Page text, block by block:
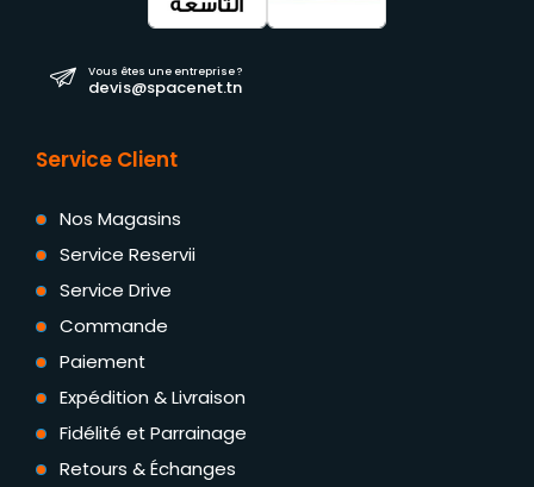
Vous êtes une entreprise ?
devis@spacenet.tn
Service Client
Nos Magasins
Service Reservii
Service Drive
Commande
Paiement
Expédition & Livraison
Fidélité et Parrainage
Retours & Échanges